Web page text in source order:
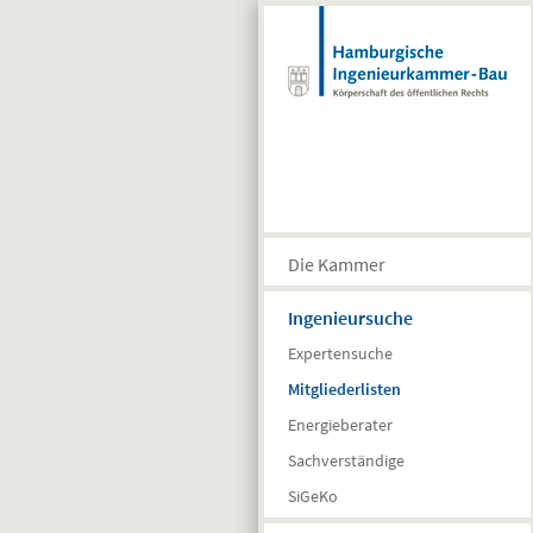
Die Kammer
Ingenieursuche
Expertensuche
Mitgliederlisten
Energieberater
Sachverständige
SiGeKo